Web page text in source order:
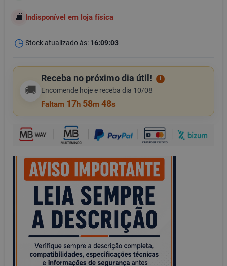
Indisponível em loja física
Stock atualizado às: 16:09:03
🚚
Receba no próximo dia útil! i
Encomende hoje e receba dia 10/08
Faltam 17h 58m 48s